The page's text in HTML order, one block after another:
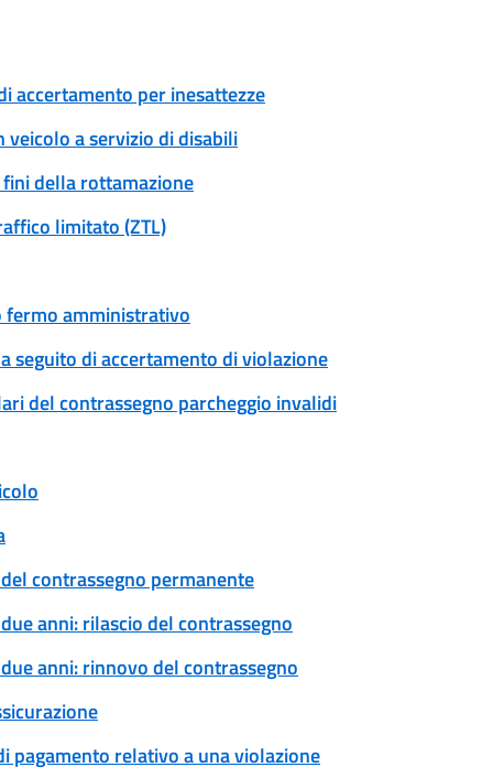
accertamento per inesattezze
a servizio di disabili
della rottamazione
limitato (ZTL)
fermo amministrativo
seguito di accertamento di violazione
del contrassegno parcheggio invalidi
contrassegno permanente
anni: rilascio del contrassegno
anni: rinnovo del contrassegno
pagamento relativo a una violazione